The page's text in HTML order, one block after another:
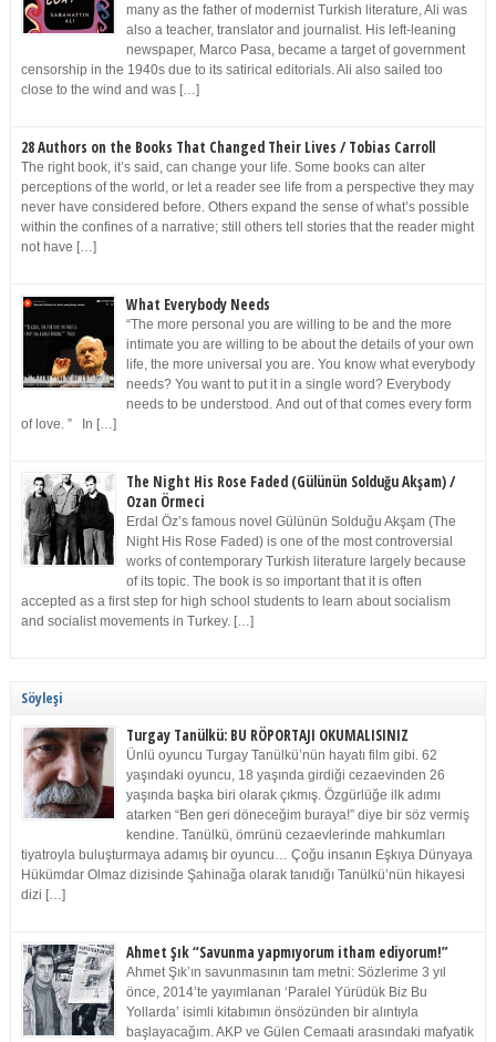
many as the father of modernist Turkish literature, Ali was
also a teacher, translator and journalist. His left-leaning
newspaper, Marco Pasa, became a target of government
censorship in the 1940s due to its satirical editorials. Ali also sailed too
close to the wind and was […]
28 Authors on the Books That Changed Their Lives / Tobias Carroll
The right book, it’s said, can change your life. Some books can alter
perceptions of the world, or let a reader see life from a perspective they may
never have considered before. Others expand the sense of what’s possible
within the confines of a narrative; still others tell stories that the reader might
not have […]
What Everybody Needs
“The more personal you are willing to be and the more
intimate you are willing to be about the details of your own
life, the more universal you are. You know what everybody
needs? You want to put it in a single word? Everybody
needs to be understood. And out of that comes every form
of love. ” In […]
The Night His Rose Faded (Gülünün Solduğu Akşam) /
Ozan Örmeci
Erdal Öz’s famous novel Gülünün Solduğu Akşam (The
Night His Rose Faded) is one of the most controversial
works of contemporary Turkish literature largely because
of its topic. The book is so important that it is often
accepted as a first step for high school students to learn about socialism
and socialist movements in Turkey. […]
Söyleşi
Turgay Tanülkü: BU RÖPORTAJI OKUMALISINIZ
Ünlü oyuncu Turgay Tanülkü’nün hayatı film gibi. 62
yaşındaki oyuncu, 18 yaşında girdiği cezaevinden 26
yaşında başka biri olarak çıkmış. Özgürlüğe ilk adımı
atarken “Ben geri döneceğim buraya!” diye bir söz vermiş
kendine. Tanülkü, ömrünü cezaevlerinde mahkumları
tiyatroyla buluşturmaya adamış bir oyuncu… Çoğu insanın Eşkıya Dünyaya
Hükümdar Olmaz dizisinde Şahinağa olarak tanıdığı Tanülkü’nün hikayesi
dizi […]
Ahmet Şık “Savunma yapmıyorum itham ediyorum!”
Ahmet Şık’ın savunmasının tam metni: Sözlerime 3 yıl
önce, 2014’te yayımlanan ‘Paralel Yürüdük Biz Bu
Yollarda’ isimli kitabımın önsözünden bir alıntıyla
başlayacağım. AKP ve Gülen Cemaati arasındaki mafyatik